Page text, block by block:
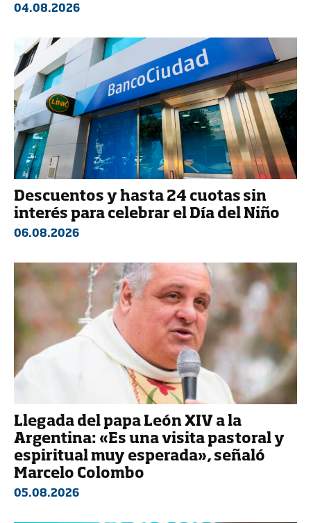
04.08.2026
Descuentos y hasta 24 cuotas sin
interés para celebrar el Día del Niño
06.08.2026
Llegada del papa León XIV a la
Argentina: «Es una visita pastoral y
espiritual muy esperada», señaló
Marcelo Colombo
05.08.2026